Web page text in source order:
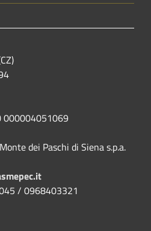
000004051069
dei Paschi di Siena s.p.a.
/ 0968403321